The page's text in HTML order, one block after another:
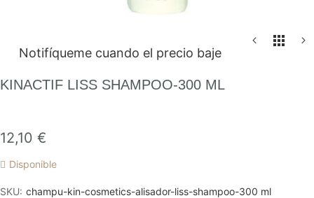
comienzo
galería
imágenes
Notifíqueme cuando el precio baje
KINACTIF LISS SHAMPOO-300 ML
12,10 €
Disponible
SKU champu-kin-cosmetics-alisador-liss-shampoo-300 ml